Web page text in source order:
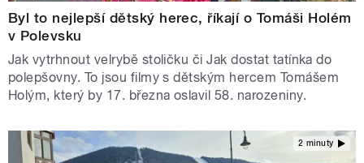
Byl to nejlepší dětský herec, říkají o Tomáši Holém
v Polevsku
Jak vytrhnout velrybě stoličku či Jak dostat tatínka do
polepšovny. To jsou filmy s dětským hercem Tomášem
Holým, který by 17. března oslavil 58. narozeniny.
2 minuty